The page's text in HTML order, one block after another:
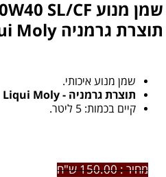
תוצרת גרמניה Liqui Moly
שמן מנוע איכותי.
תוצרת גרמניה - Liqui Moly
קיים בכמות: 5 ליטר.
מחיר : 150.00 ש"ח